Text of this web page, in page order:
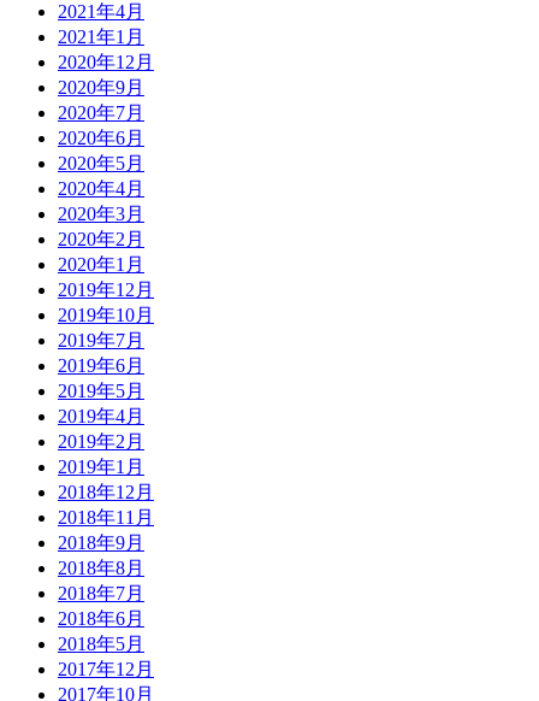
2021年4月
2021年1月
2020年12月
2020年9月
2020年7月
2020年6月
2020年5月
2020年4月
2020年3月
2020年2月
2020年1月
2019年12月
2019年10月
2019年7月
2019年6月
2019年5月
2019年4月
2019年2月
2019年1月
2018年12月
2018年11月
2018年9月
2018年8月
2018年7月
2018年6月
2018年5月
2017年12月
2017年10月